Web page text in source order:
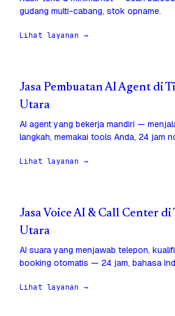
gudang multi-cabang, stok opname.
Lihat layanan →
Jasa Pembuatan AI Agent di
Utara
AI agent yang bekerja mandiri —
langkah, memakai tools Anda, 24 jam
Lihat layanan →
Jasa Voice AI & Call Center
Utara
AI suara yang menjawab telepon,
booking otomatis — 24 jam, bahasa
Lihat layanan →